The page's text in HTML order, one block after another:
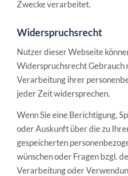
Zwecke verarbeitet.
Widerspruchsrecht
Nutzer dieser Webseite
Widerspruchsrecht Gebrauch
Verarbeitung ihrer
jeder Zeit widersprechen.
Wenn Sie eine Berichtigung,
oder Auskunft über die zu
gespeicherten
wünschen oder Fragen bzgl.
Verarbeitung oder